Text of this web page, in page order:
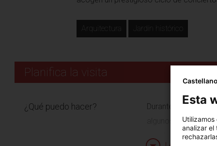
Arquitectura Jardín histórico
Planifica la visita
¿Qué puedo hacer?
Durante la visita al
algunos
construcción.
Esta
analizar el